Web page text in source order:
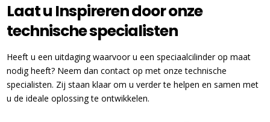
Laat u Inspireren door onze
technische specialisten
Heeft u een uitdaging waarvoor u een speciaalcilinder op maat
nodig heeft? Neem dan contact op met onze technische
specialisten. Zij staan klaar om u verder te helpen en samen met
u de ideale oplossing te ontwikkelen.